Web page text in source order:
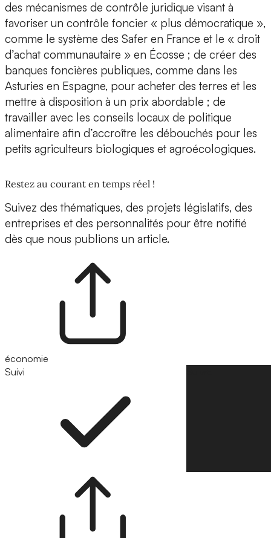
des mécanismes de contrôle juridique visant à
favoriser un contrôle foncier « plus démocratique »,
comme le système des Safer en France et le « droit
d’achat communautaire » en Écosse ; de créer des
banques foncières publiques, comme dans les
Asturies en Espagne, pour acheter des terres et les
mettre à disposition à un prix abordable ; de
travailler avec les conseils locaux de politique
alimentaire afin d’accroître les débouchés pour les
petits agriculteurs biologiques et agroécologiques.
Restez au courant en temps réel !
Suivez des thématiques, des projets législatifs, des
entreprises et des personnalités pour être notifié
dès que nous publions un article.
économie
Suivi